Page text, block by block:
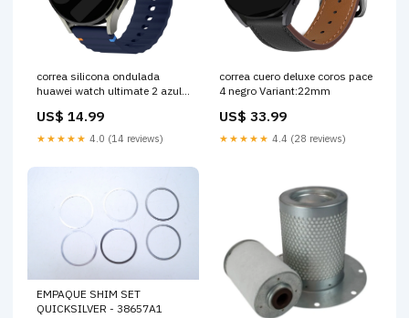
correa silicona ondulada
huawei watch ultimate 2 azul
US$ 14.99
★★★★★ 4.0 (14 reviews)
correa cuero deluxe coros pace
4 negro Variant:22mm
US$ 33.99
★★★★★ 4.4 (28 reviews)
EMPAQUE SHIM SET
QUICKSILVER - 38657A1